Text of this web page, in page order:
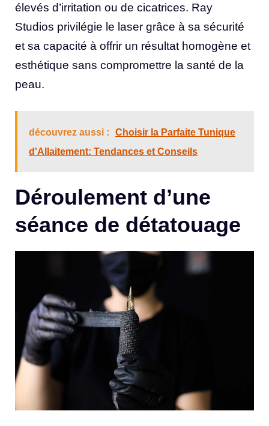
élevés d’irritation ou de cicatrices. Ray
Studios privilégie le laser grâce à sa sécurité
et sa capacité à offrir un résultat homogène et
esthétique sans compromettre la santé de la
peau.
découvrez aussi :
Choisir la Parfaite Tunique
d'Allaitement: Tendances et Conseils
Déroulement d’une
séance de détatouage